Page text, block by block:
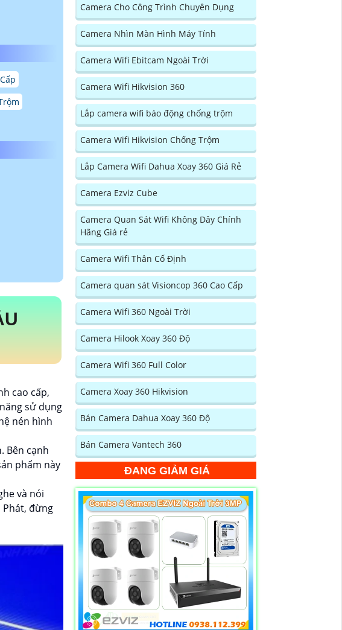
cao cấp,
sử dụng
nén hình
Bên cạnh
phẩm này
và nói
Phát, đừng
Camera Cho Công Trình Chuyên Dụng
Camera Nhìn Màn Hình Máy Tính
Camera Wifi Ebitcam Ngoài Trời
Camera Wifi Hikvision 360
Lắp camera wifi báo động chống trộm
Camera Wifi Hikvision Chống Trộm
Lắp Camera Wifi Dahua Xoay 360 Giá Rẻ
Camera Ezviz Cube
Camera Quan Sát Wifi Không Dây Chính
Hãng Giá rẻ
Camera Wifi Thân Cố Định
Camera quan sát Visioncop 360 Cao Cấp
Camera Wifi 360 Ngoài Trời
Camera Hilook Xoay 360 Độ
Camera Wifi 360 Full Color
Camera Xoay 360 Hikvision
Bán Camera Dahua Xoay 360 Độ
Bán Camera Vantech 360
ĐANG GIẢM GIÁ